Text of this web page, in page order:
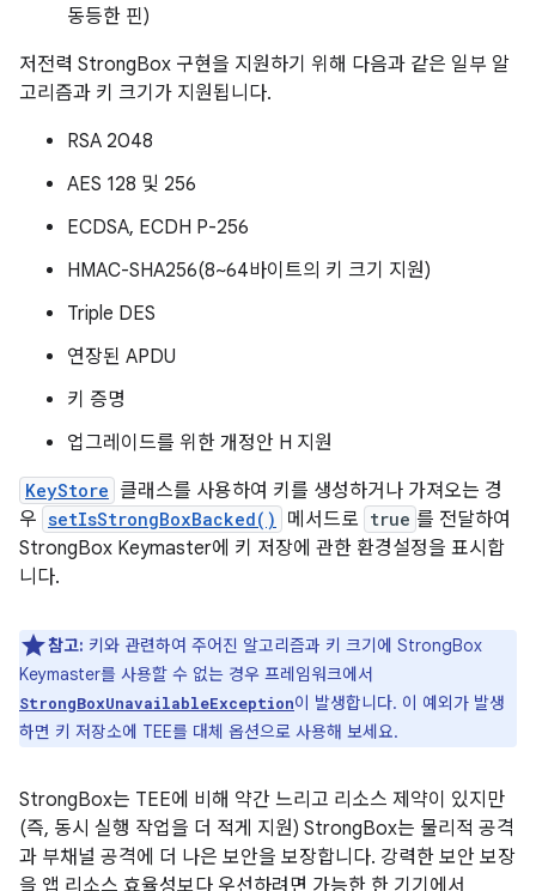
동등한 핀)
저전력 StrongBox 구현을 지원하기 위해 다음과 같은 일부 알
고리즘과 키 크기가 지원됩니다.
RSA 2048
AES 128 및 256
ECDSA, ECDH P-256
HMAC-SHA256(8~64바이트의 키 크기 지원)
Triple DES
연장된 APDU
키 증명
업그레이드를 위한 개정안 H 지원
KeyStore 클래스를 사용하여 키를 생성하거나 가져오는 경
우 setIsStrongBoxBacked() 메서드로 true 를 전달하여
StrongBox Keymaster에 키 저장에 관한 환경설정을 표시합
니다.
참고: 키와 관련하여 주어진 알고리즘과 키 크기에 StrongBox
Keymaster를 사용할 수 없는 경우 프레임워크에서
StrongBoxUnavailableException이 발생합니다. 이 예외가 발생
하면 키 저장소에 TEE를 대체 옵션으로 사용해 보세요.
StrongBox는 TEE에 비해 약간 느리고 리소스 제약이 있지만
(즉, 동시 실행 작업을 더 적게 지원) StrongBox는 물리적 공격
과 부채널 공격에 더 나은 보안을 보장합니다. 강력한 보안 보장
을 앱 리소스 효율성보다 우선하려면 가능한 한 기기에서